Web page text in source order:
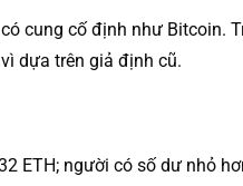
cung cố định như
dựa trên giả định cũ.
ETH; người có số dư nhỏ